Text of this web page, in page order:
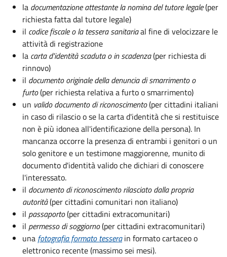
la documentazioneattestante la nomina del tutore legale(per
richiesta fatta dal tutore legale)
il codice fiscale o la tessera sanitariaal fine di velocizzare le
attività di registrazione
la carta d'identità scaduta o in scadenza(per richiesta di
rinnovo)
il documento originale della denuncia di smarrimento o
furto(per richiesta relativa a furto o smarrimento)
un valido documento di riconoscimento(per cittadini italiani
in caso di rilascio o se la carta d'identità che si restituisce
non è più idonea all'identificazione della persona). In
mancanza occorre la presenza di entrambi i genitori o un
solo genitore e un testimone maggiorenne, munito di
documento d'identità valido che dichiari di conoscere
l'interessato.
il documento di riconoscimento rilasciato dalla propria
autorità(per cittadini comunitari non italiano)
il passaporto(per cittadini extracomunitari)
il permesso di soggiorno(per cittadini extracomunitari)
una fotografia formato tessera in formato cartaceo o
elettronico recente (massimo sei mesi).